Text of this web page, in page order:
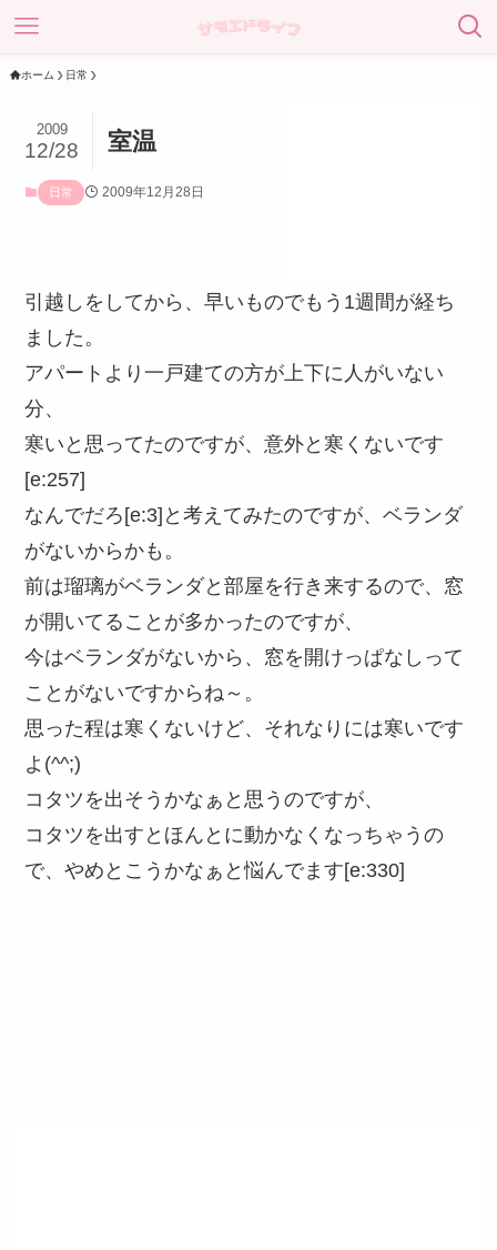
ホーム 日常
室温
2009
12/28
日常 2009年12月28日
引越しをしてから、早いものでもう1週間が経ち
ました。
アパートより一戸建ての方が上下に人がいない
分、
寒いと思ってたのですが、意外と寒くないです
[e:257]
なんでだろ[e:3]と考えてみたのですが、ベランダ
がないからかも。
前は瑠璃がベランダと部屋を行き来するので、窓
が開いてることが多かったのですが、
今はベランダがないから、窓を開けっぱなしって
ことがないですからね～。
思った程は寒くないけど、それなりには寒いです
よ(^^;)
コタツを出そうかなぁと思うのですが、
コタツを出すとほんとに動かなくなっちゃうの
で、やめとこうかなぁと悩んでます[e:330]